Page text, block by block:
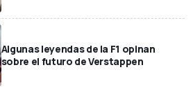
Algunas leyendas de la F1 opinan
sobre el futuro de Verstappen